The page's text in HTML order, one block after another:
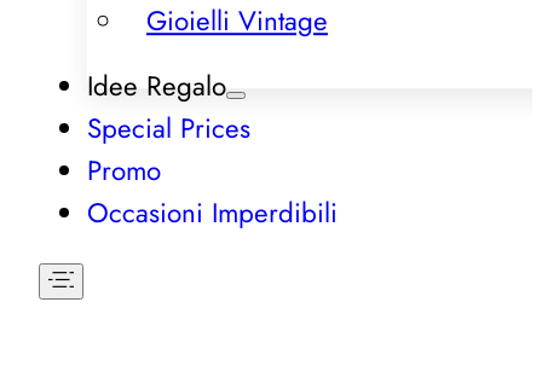
Gioielli Vintage
Idee Regalo
Special Prices
Promo
Occasioni Imperdibili